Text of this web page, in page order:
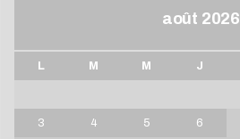
août 2026
L M M J
3 4 5 6